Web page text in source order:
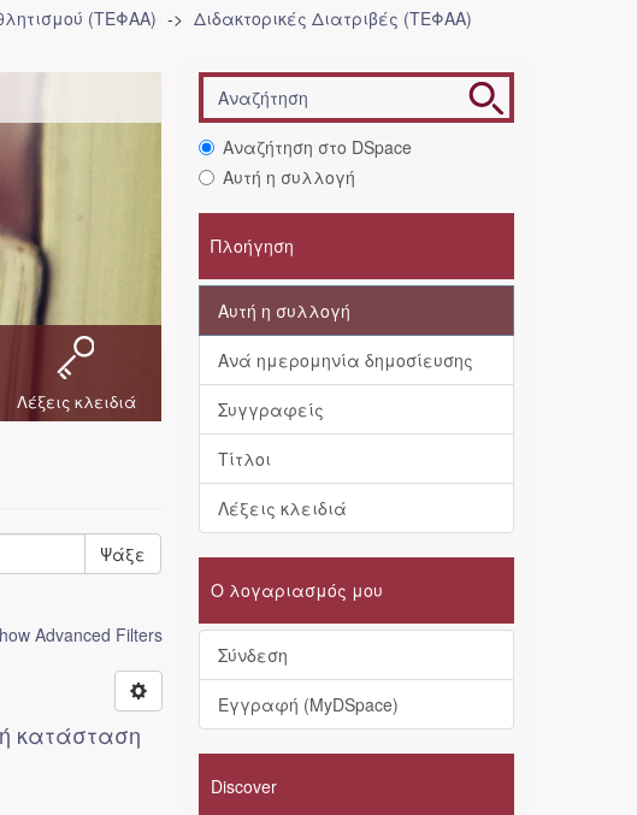
(ΤΕΦΑΑ)
Διδακτορικές Διατριβές (ΤΕΦΑΑ)
Λέξεις κλειδιά
Ψάξε
Advanced Filters
κατάσταση
Αναζήτηση στο DSpace
Αυτή η συλλογή
Πλοήγηση
Αυτή η συλλογή
Ανά ημερομηνία δημοσίευσης
Συγγραφείς
Τίτλοι
Λέξεις κλειδιά
Ο λογαριασμός μου
Σύνδεση
Εγγραφή (MyDSpace)
Discover